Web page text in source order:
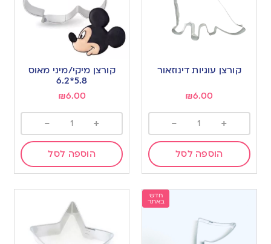
קורצן עוגיות דינוזאור
₪6.00
+
-
הוספה לסל
קורצן מיקי/מיני מאוס
5.8*6.2
₪6.00
+
-
הוספה לסל
חדש
באתר